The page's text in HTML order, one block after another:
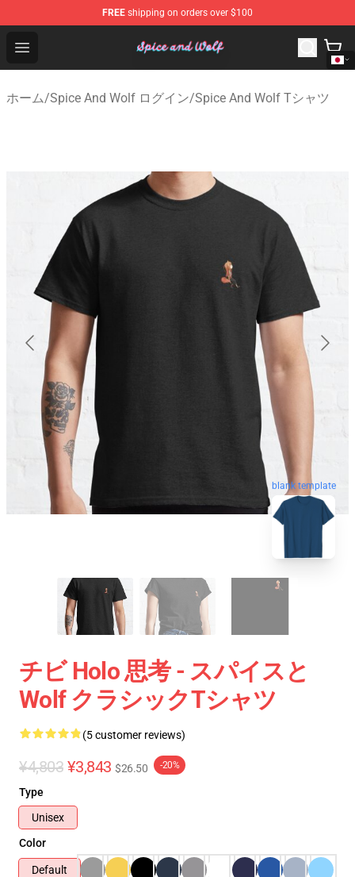
FREE shipping on orders over $100
Open menu
Spice And Wolf Store - Official Spice And Wolf
ホーム/Spice And Wolf ログイン/Spice And Wolf Tシャツ
blank template
チビ Holo 思考 - スパイスと
Wolf クラシックTシャツ
(5 customer reviews)
¥4,803 ¥3,843 $26.50 -20%
Type
Unisex
Color
Default